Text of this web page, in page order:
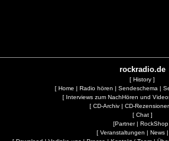
rockradio.de
[ History ]
[ Home | Radio hören | Sendeschema |
[ Interviews zum NachHören und
[ CD-Archiv| CD-
[ Chat]
[Partner| RockShop
[ Veranstaltungen | News |